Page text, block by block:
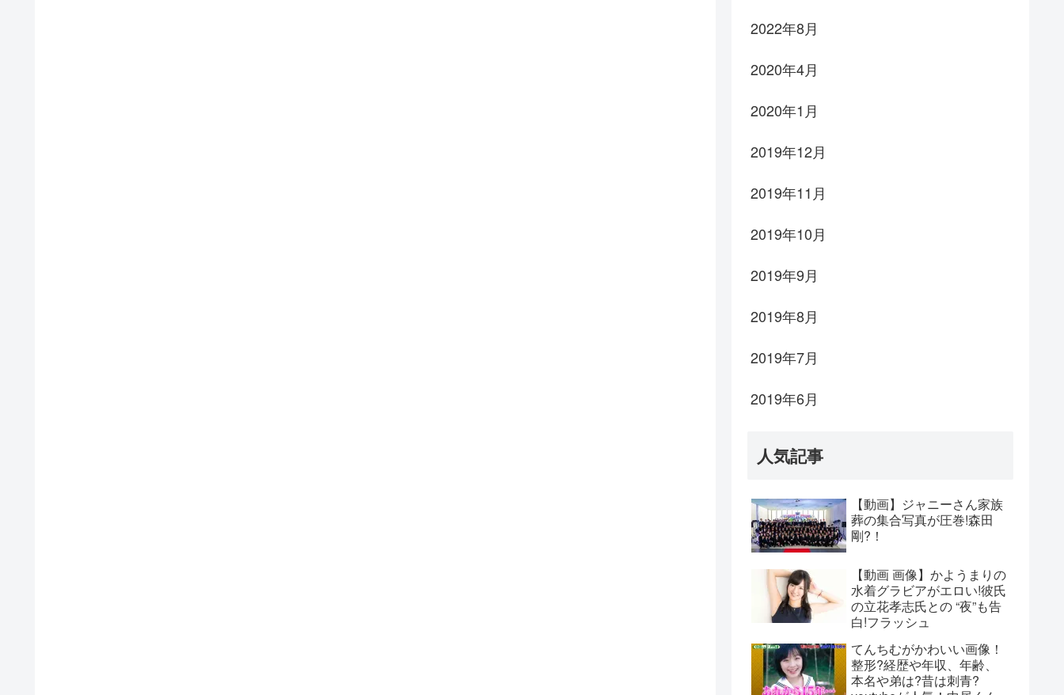
2022年8月
2020年4月
2020年1月
2019年12月
2019年11月
2019年10月
2019年9月
2019年8月
2019年7月
2019年6月
人気記事
【動画】ジャニーさん家族
葬の集合写真が圧巻!森田
剛?！
【動画 画像】かようまりの
水着グラビアがエロい!彼氏
の立花孝志氏との “夜”も告
白!フラッシュ
てんちむがかわいい画像！
整形?経歴や年収、年齢、
本名や弟は?昔は刺青?